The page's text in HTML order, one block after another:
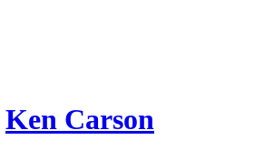
Ken Carson